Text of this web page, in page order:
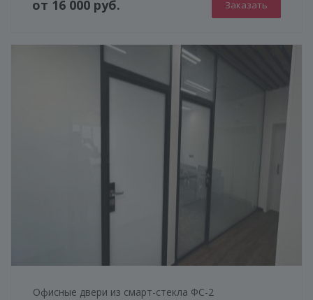
от 16 000 руб. Заказать
Офисные двери из смарт-стекла ФС-2